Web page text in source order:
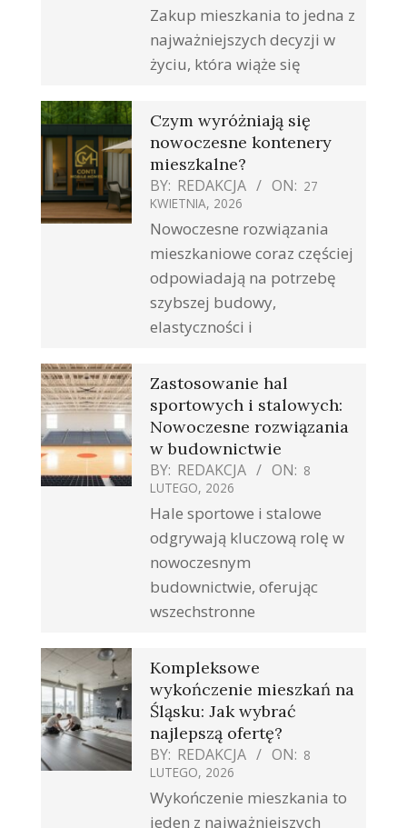
Zakup mieszkania to jedna z
najważniejszych decyzji w
życiu, która wiąże się
Czym wyróżniają się
nowoczesne kontenery
mieszkalne?
BY: REDAKCJA ON: 27
KWIETNIA, 2026
Nowoczesne rozwiązania
mieszkaniowe coraz częściej
odpowiadają na potrzebę
szybszej budowy,
elastyczności i
Zastosowanie hal
sportowych i stalowych:
Nowoczesne rozwiązania
w budownictwie
BY: REDAKCJA ON: 8
LUTEGO, 2026
Hale sportowe i stalowe
odgrywają kluczową rolę w
nowoczesnym
budownictwie, oferując
wszechstronne
Kompleksowe
wykończenie mieszkań na
Śląsku: Jak wybrać
najlepszą ofertę?
BY: REDAKCJA ON: 8
LUTEGO, 2026
Wykończenie mieszkania to
jeden z najważniejszych